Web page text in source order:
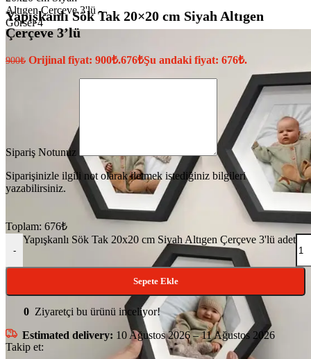
Yapışkanlı Sök Tak 20×20 cm Siyah Altıgen
Çerçeve 3’lü
900₺ Orijinal fiyat: 900₺.676₺Şu andaki fiyat: 676₺.
Sipariş Notunuz
Siparişinizle ilgili not olarak iletmek istediğiniz bilgileri
yazabilirsiniz.
Toplam: 676₺
-
Yapışkanlı Sök Tak 20x20 cm Siyah Altıgen Çerçeve 3'lü adet
Sepete Ekle
0 Ziyaretçi bu ürünü inceliyor!
Estimated delivery: 10 Ağustos 2026 – 11 Ağustos 2026
Takip et: